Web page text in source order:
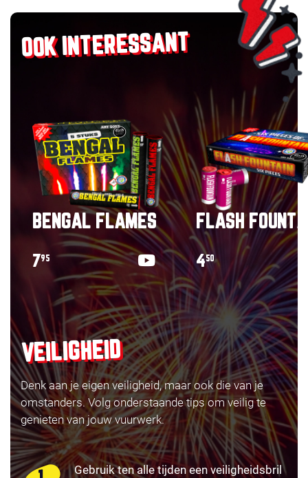
OOK INTERESSANT
BENGAL FLAMES
795
FLASH
450
VEILIGHEID
Denk aan je eigen veiligheid, maar ook die van je
omstanders. Volg onderstaande tips om veilig te
genieten van jouw vuurwerk.
Gebruik ten alle tijden een veiligheidsbril